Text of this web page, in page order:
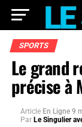
SPORTS
Le grand
précise à
Article En Ligne 9
Par Le Singulier